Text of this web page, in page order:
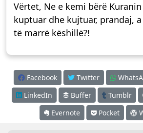
Vërtet, Ne e kemi bërë
kuptuar dhe kujtuar, prandaj,
të marrë këshillë?!
Facebook Twitter
LinkedIn
Buffer Tumblr
Evernote
Pocket